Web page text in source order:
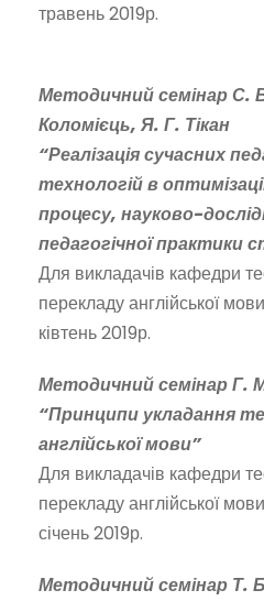
травень 2019р.
Методичний семінар С.
Коломієць, Я. Г. Тікан
“Реалізація сучасних
технологій в
процесу, науково-
педагогічної практики
Для викладачів кафедри
перекладу англійської мови
ківтень 2019р.
Методичний семінар Г.
“Принципи укладання
англійської мови”
Для викладачів кафедри
перекладу англійської мови
січень 2019р.
Методичний семінар Т.